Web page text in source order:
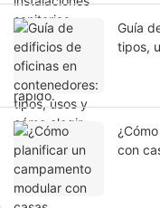
Guía
tipos,
con